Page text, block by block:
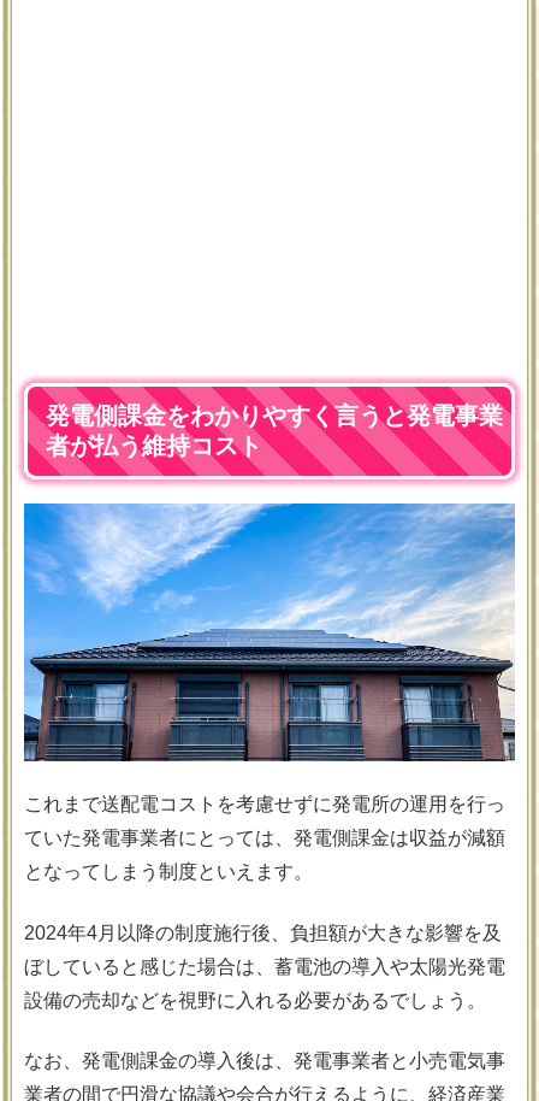
発電側課金をわかりやすく言うと発電事業
者が払う維持コスト
これまで送配電コストを考慮せずに発電所の運用を行っ
ていた発電事業者にとっては、発電側課金は収益が減額
となってしまう制度といえます。
2024年4月以降の制度施行後、負担額が大きな影響を及
ぼしていると感じた場合は、蓄電池の導入や太陽光発電
設備の売却などを視野に入れる必要があるでしょう。
なお、発電側課金の導入後は、発電事業者と小売電気事
業者の間で円滑な協議や会合が行えるように、経済産業